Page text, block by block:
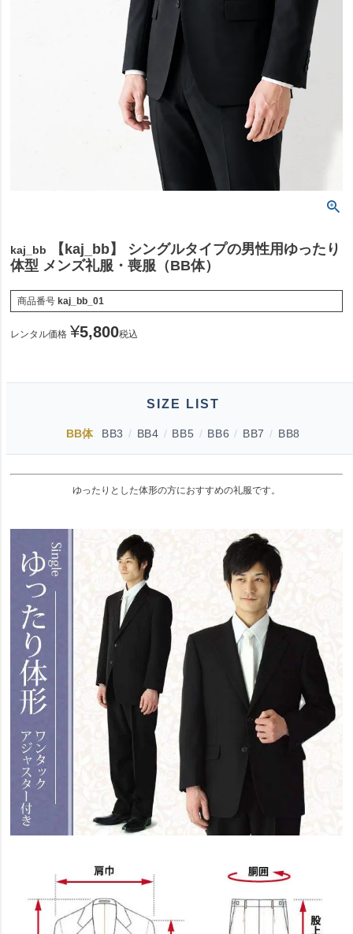
kaj_bb
【kaj_bb】 シングルタイプの男性用ゆったり
体型 メンズ礼服・喪服（BB体）
商品番号 kaj_bb_01
レンタル価格 ¥5,800税込
SIZE LIST
BB体 BB3 / BB4 / BB5 / BB6 / BB7 / BB8
ゆったりとした体形の方におすすめの礼服です。